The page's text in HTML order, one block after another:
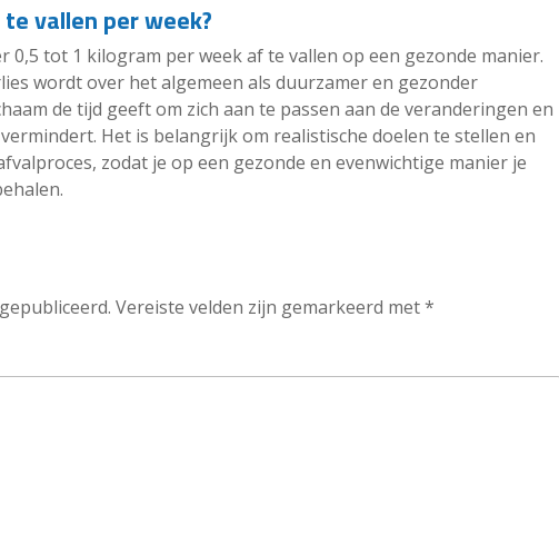
vallen per week?
0,5 tot 1 kilogram per week af te vallen op een gezonde manier.
wordt over het algemeen als duurzamer en gezonder
de tijd geeft om zich aan te passen aan de veranderingen en
Het is belangrijk om realistische doelen te stellen en
zodat je op een gezonde en evenwichtige manier je
Vereiste velden zijn gemarkeerd met*